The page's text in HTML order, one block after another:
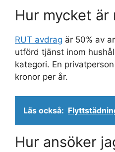
Hur mycket
RUT avdrag är 50% av
utförd tjänst inom
kategori. En
kronor per år.
Läs också:
Hur ansöker